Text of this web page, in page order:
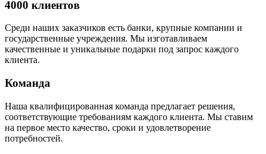
4000 клиентов
Среди наших заказчиков есть банки, крупные компании и
государственные учреждения. Мы изготавливаем
качественные и уникальные подарки под запрос каждого
клиента.
Команда
Наша квалифицированная команда предлагает решения,
соответствующие требованиям каждого клиента. Мы ставим
на первое место качество, сроки и удовлетворение
потребностей.